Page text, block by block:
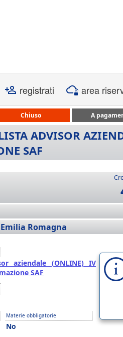
registrati area
Chiuso A
ADVISOR
SAF
Emilia Romagna
aziendale (ONLINE) IV
SAF
Materie obbligatorie
No